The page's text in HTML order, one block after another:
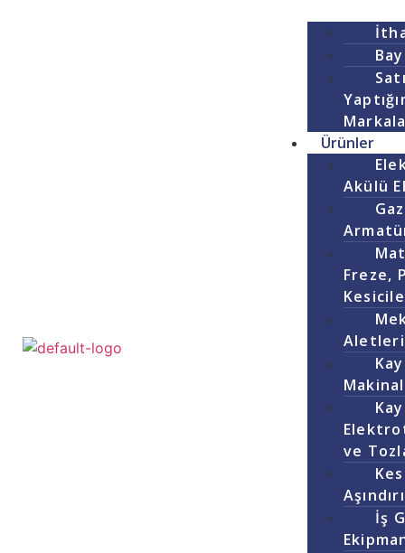
Ürünler
Akülü
Gaz
Freze,
Aletleri
ve
İş